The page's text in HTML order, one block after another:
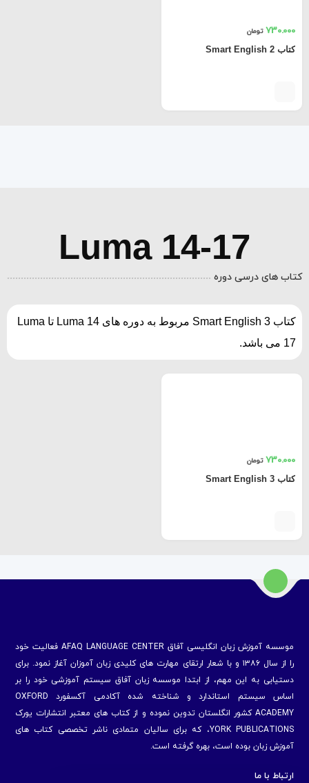
730.000 تومان
کتاب Smart English 2
Luma 14-17
کتاب های درسی دوره
کتاب Smart English 3 مربوط به دوره های Luma 14 تا Luma
17 می باشد.
730.000 تومان
کتاب Smart English 3
موسسه آموزش زبان انگلیسی آفاق AFAQ LANGUAGE CENTER فعالیت خود
را از سال ۱۳۸۶ و با شعار ارتقای مهارت های کلیدی زبان آموزان آغاز نمود. برای
دستیابی به این مهم، از ابتدا موسسه زبان آفاق سیستم آموزشی خود را بر
اساس سیستم استاندارد و شناخته شده آکادمی آکسفورد OXFORD
ACADEMY کشور انگلستان تدوین نموده و از کتاب های معتبر انتشارات یورک
YORK PUBLICATIONS، که برای سالیان متمادی ناشر تخصصی کتاب های
آموزش زبان بوده است، بهره گرفته است.
ارتباط با ما